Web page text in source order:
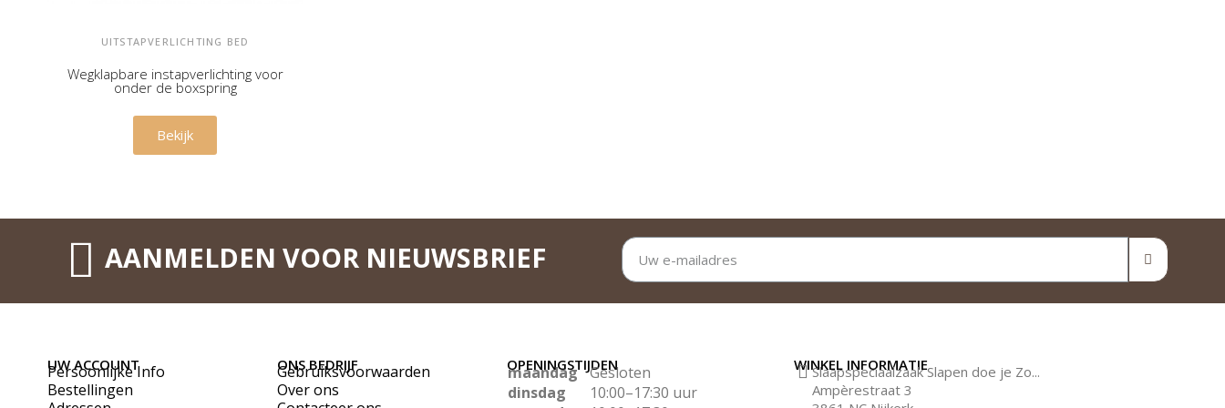
UITSTAPVERLICHTING BED
Wegklapbare instapverlichting voor
onder de boxspring
€ 99,00
Bekijk
AANMELDEN VOOR NIEUWSBRIEF
UW ACCOUNT
Persoonlijke Info
Bestellingen
ONS BEDRIJF
Gebruiksvoorwaarden
Over ons
OPENINGSTIJDEN
maandag
Gesloten
dinsdag
10:00–17:30 uur
WINKEL INFORMATIE
Slaapspeciaalzaak Slapen doe je Zo...
Ampèrestraat 3